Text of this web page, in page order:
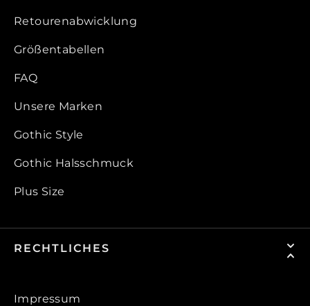
Retourenabwicklung
Größentabellen
FAQ
Unsere Marken
Gothic Style
Gothic Halsschmuck
Plus Size
RECHTLICHES
Impressum